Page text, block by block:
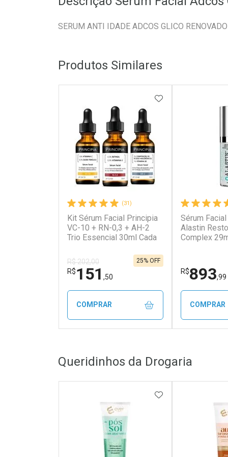
SERUM ANTI IDADE ADCOS GLICO
Produtos Similares
(31)
Kit Sérum Facial Principia
VC-10 + RN-0,3 + AH-2
Trio Essencial 30ml Cada
R$ 202,00
R$151 ,50
25% OFF
ADICIONAR AOS
COMPRAR
Laboratório
Por Menos
Sérum
Alastin
Complex
R$893,99
COMPRAR
Por
Queridinhos da Drogaria
ADICIONAR AOS